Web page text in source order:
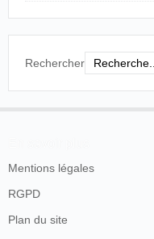
Rechercher
Mentions légales
RGPD
Plan du site